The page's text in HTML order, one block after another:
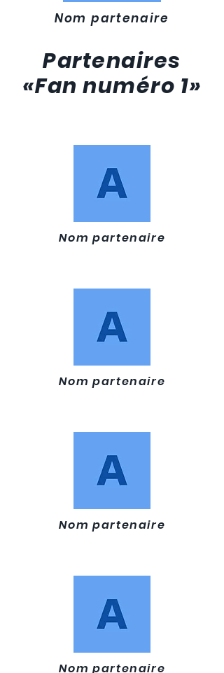
Nom partenaire
Partenaires
«Fan numéro 1»
Nom partenaire
Nom partenaire
Nom partenaire
Nom partenaire